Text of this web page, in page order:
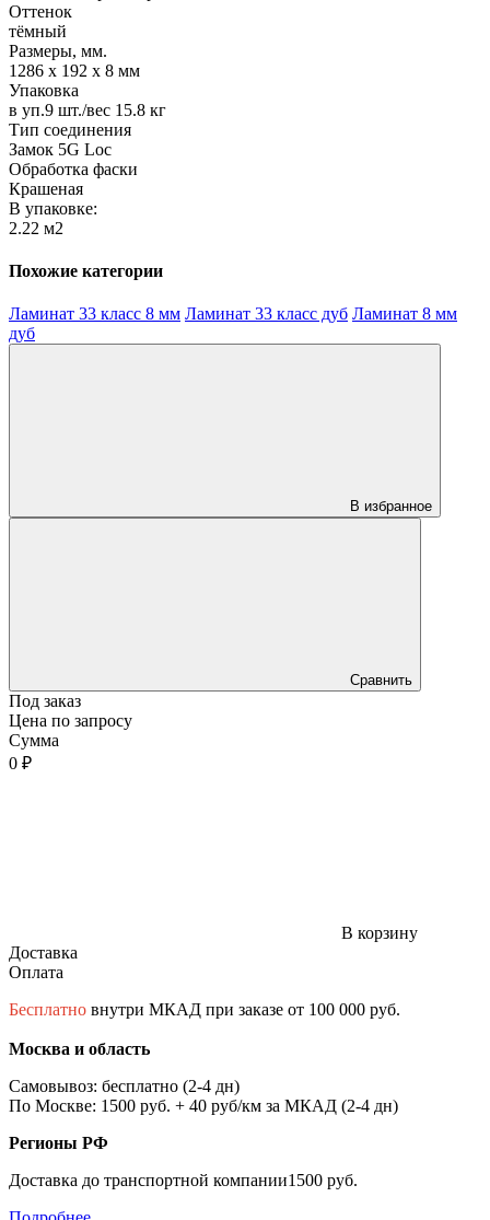
Оттенок
тёмный
Размеры, мм.
1286 х 192 х 8 мм
Упаковка
в уп.9 шт./вес 15.8 кг
Тип соединения
Замок 5G Loc
Обработка фаски
Крашеная
В упаковке:
2.22 м2
Похожие категории
Ламинат 33 класс 8 мм Ламинат 33 класс дуб Ламинат 8 мм
дуб
В избранное
Сравнить
Под заказ
Цена по запросу
Сумма
0 ₽
В корзину
Доставка
Оплата
Бесплатно внутри МКАД при заказе от 100 000 руб.
Москва и область
Самовывоз: бесплатно (2-4 дн)
По Москве: 1500 руб. + 40 руб/км за МКАД (2-4 дн)
Регионы РФ
Доставка до транспортной компании1500 руб.